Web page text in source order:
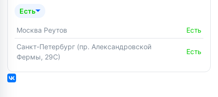
Есть
Москва Реутов
Есть
Санкт-Петербург (пр. Александровской
Фермы, 29С)
Есть